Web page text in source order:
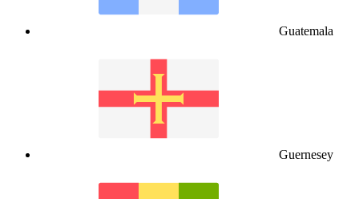
Guatemala
Guernesey